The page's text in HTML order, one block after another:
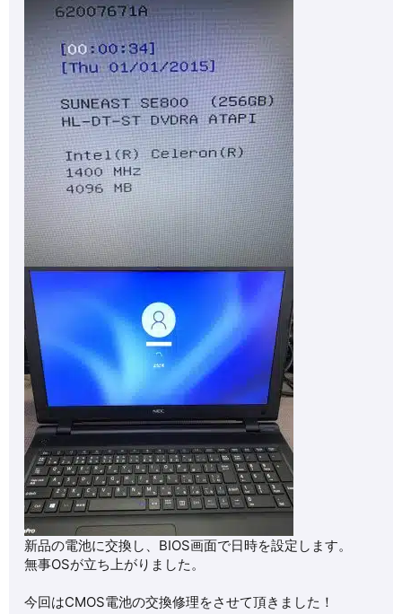
新品の電池に交換し、BIOS画面で日時を設定します。
無事OSが立ち上がりました。
今回はCMOS電池の交換修理をさせて頂きました！